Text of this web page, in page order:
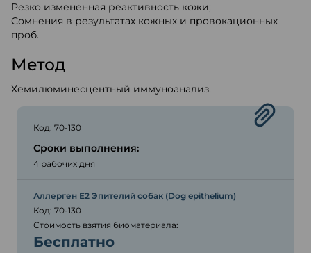
Резко измененная реактивность кожи;
Сомнения в результатах кожных и провокационных
проб.
Метод
Хемилюминесцентный иммуноанализ.
Код: 70-130
Сроки выполнения:
4 рабочих дня
Аллерген E2 Эпителий собак (Dog epithelium)
Код: 70-130
Стоимость взятия биоматериала:
Бесплатно